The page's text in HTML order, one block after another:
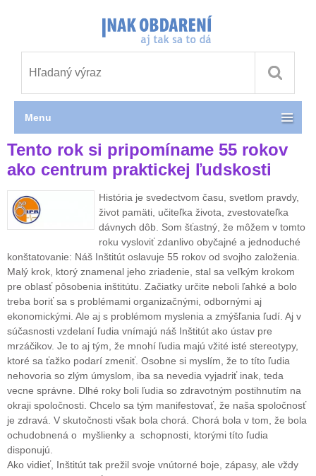
Tento rok si pripomíname 55 rokov
ako centrum praktickej ľudskosti
História je svedectvom času, svetlom pravdy,
život pamäti, učiteľka života, zvestovateľka
dávnych dôb. Som šťastný, že môžem v tomto
roku vysloviť zdanlivo obyčajné a jednoduché
konštatovanie: Náš Inštitút oslavuje 55 rokov od svojho založenia.
Malý krok, ktorý znamenal jeho zriadenie, stal sa veľkým krokom
pre oblasť pôsobenia inštitútu. Začiatky určite neboli ľahké a bolo
treba boriť sa s problémami organizačnými, odbornými aj
ekonomickými. Ale aj s problémom myslenia a zmýšľania ľudí. Aj v
súčasnosti vzdelaní ľudia vnímajú náš Inštitút ako ústav pre
mrzáčikov. Je to aj tým, že mnohí ľudia majú vžité isté stereotypy,
ktoré sa ťažko podarí zmeniť. Osobne si myslím, že to títo ľudia
nehovoria so zlým úmyslom, iba sa nevedia vyjadriť inak, teda
vecne správne. Dlhé roky boli ľudia so zdravotným postihnutím na
okraji spoločnosti. Chcelo sa tým manifestovať, že naša spoločnosť
je zdravá. V skutočnosti však bola chorá. Chorá bola v tom, že bola
ochudobnená o myšlienky a schopnosti, ktorými títo ľudia
disponujú.
Ako vidieť, Inštitút tak prežil svoje vnútorné boje, zápasy, ale vždy
Menu